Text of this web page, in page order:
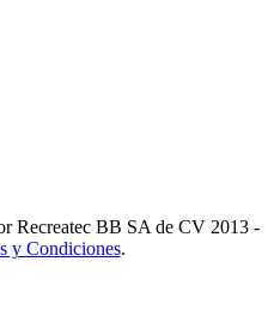
Recreatec BB SA de CV 2013 -
y Condiciones.